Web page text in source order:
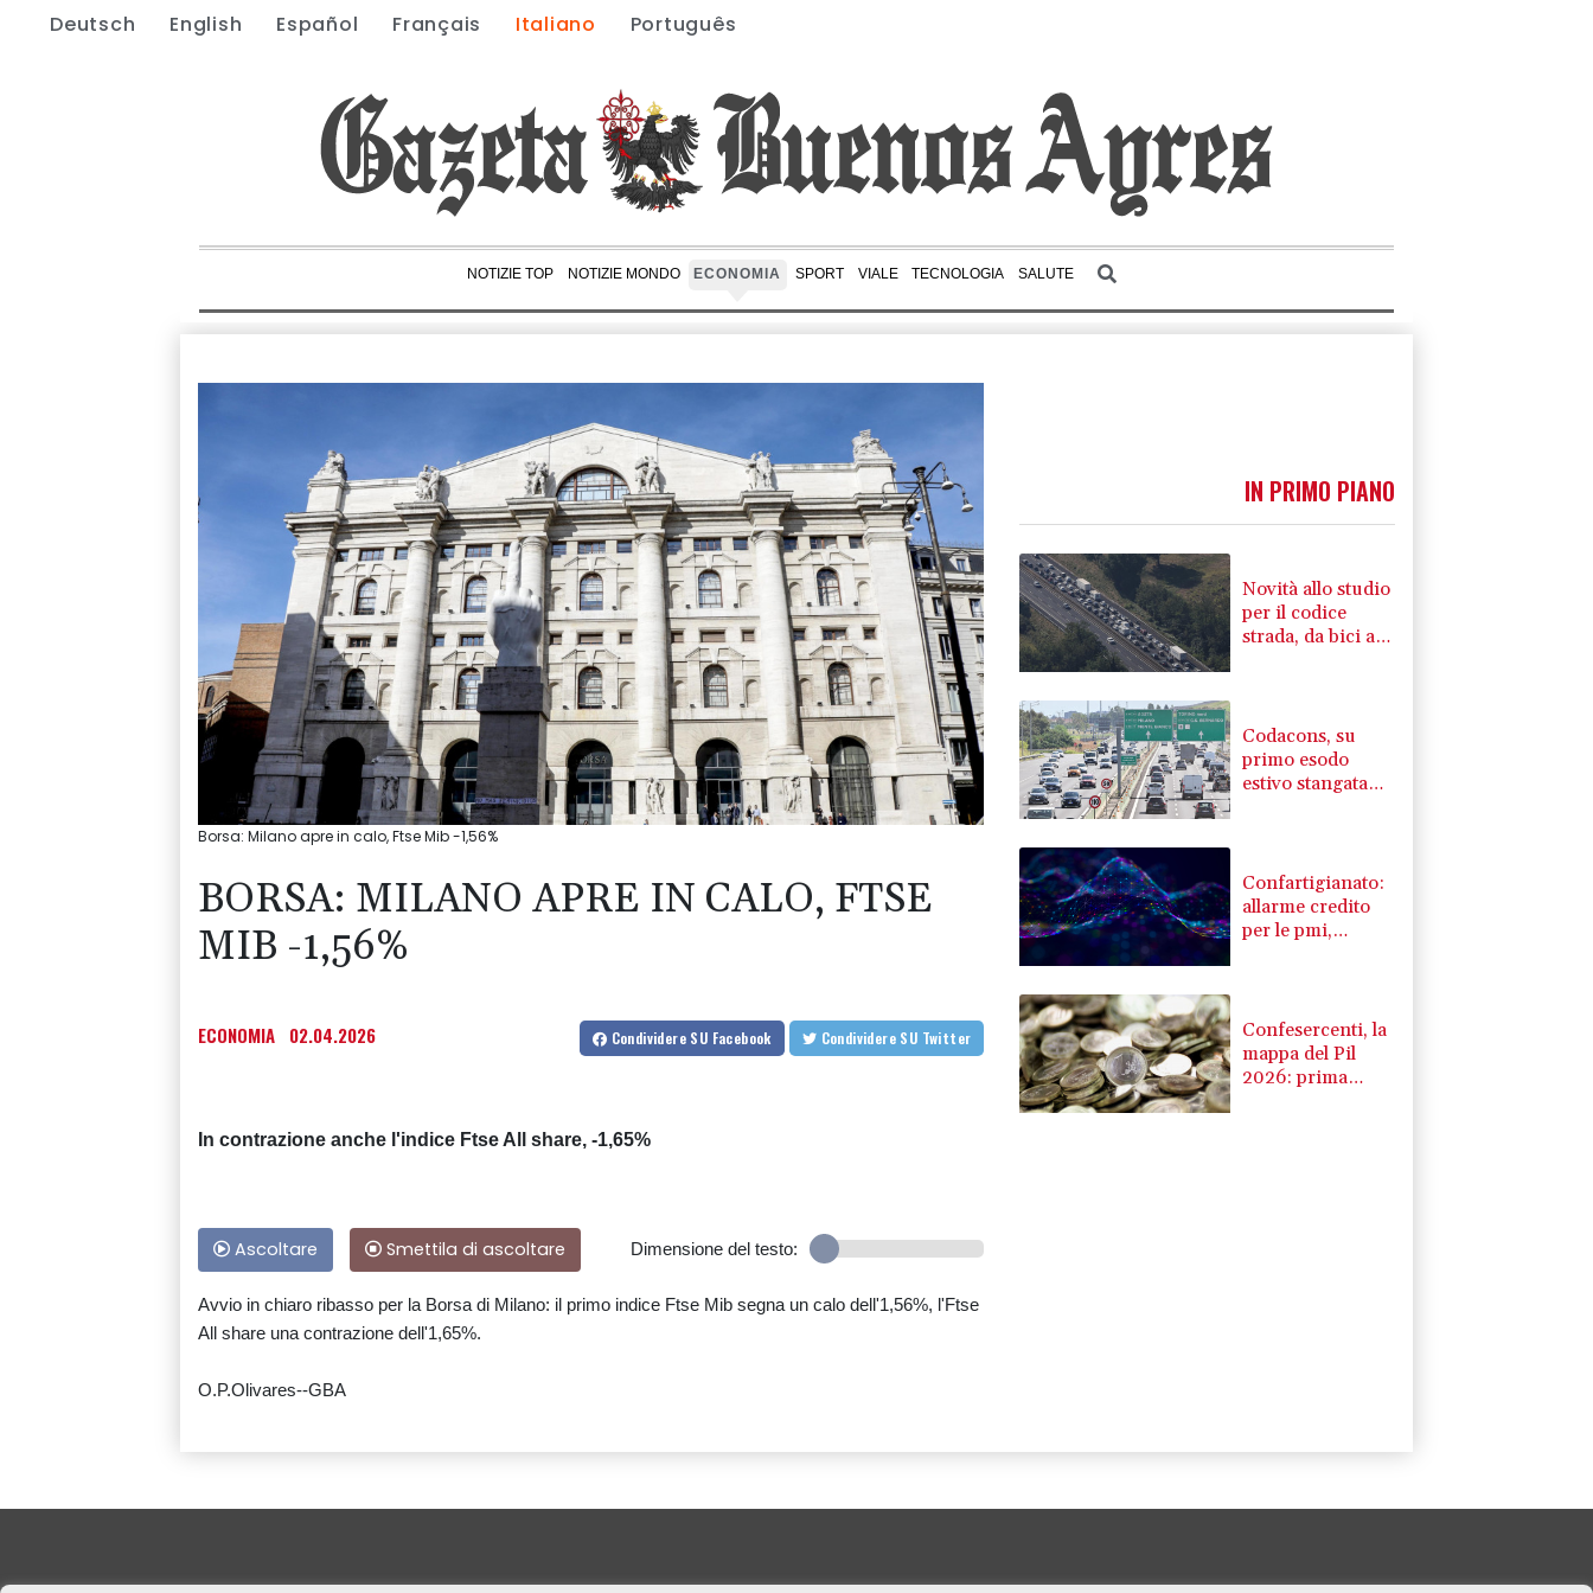
Deutsch English Español Français Italiano Português
NOTIZIE TOP NOTIZIE MONDO ECONOMIA SPORT VIALE TECNOLOGIA SALUTE
Borsa: Milano apre in calo, Ftse Mib -1,56%
BORSA: MILANO APRE IN CALO, FTSE
MIB -1,56%
ECONOMIA 02.04.2026 Condividere SU Facebook Condividere SU Twitter
In contrazione anche l'indice Ftse All share, -1,65%
Ascoltare Smettila di ascoltare Dimensione del testo:
Avvio in chiaro ribasso per la Borsa di Milano: il primo indice Ftse Mib segna un calo dell'1,56%, l'Ftse
All share una contrazione dell'1,65%.
O.P.Olivares--GBA
IN PRIMO PIANO
Novità allo studio
per il codice
strada, da bici a
Codacons, su
primo esodo
estivo stangata
Confartigianato:
allarme credito
per le pmi,
Confesercenti, la
mappa del Pil
2026: prima